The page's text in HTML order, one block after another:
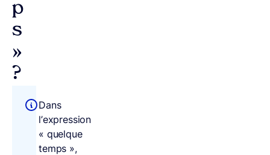
p
s
»
?
Dans
l’expression
« quelque
temps »,